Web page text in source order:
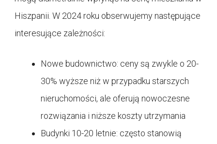
Hiszpanii. W 2024 roku obserwujemy następujące
interesujące zależności:
Nowe budownictwo: ceny są zwykle o 20-
30% wyższe niż w przypadku starszych
nieruchomości, ale oferują nowoczesne
rozwiązania i niższe koszty utrzymania
Budynki 10-20 letnie: często stanowią